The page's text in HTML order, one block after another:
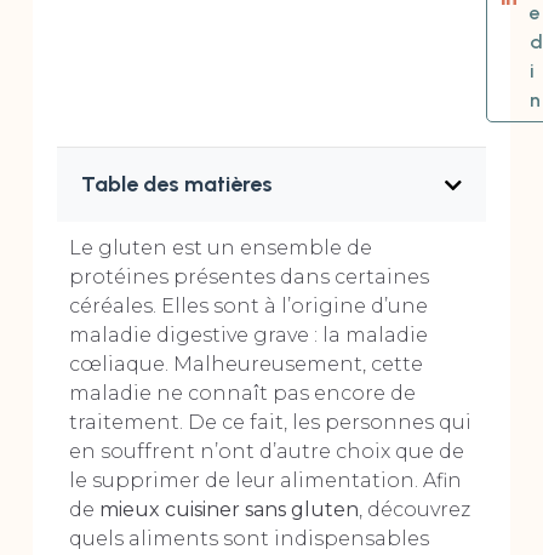
e
d
i
n
Table des matières
Le gluten est un ensemble de
protéines présentes dans certaines
céréales. Elles sont à l’origine d’une
maladie digestive grave : la maladie
cœliaque. Malheureusement, cette
maladie ne connaît pas encore de
traitement. De ce fait, les personnes qui
en souffrent n’ont d’autre choix que de
le supprimer de leur alimentation. Afin
de mieux cuisiner sans gluten, découvrez
quels aliments sont indispensables